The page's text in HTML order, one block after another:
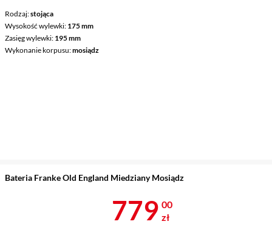
Rodzaj stojąca
Wysokość wylewki 175 mm
Zasięg wylewki 195 mm
Wykonanie korpusu mosiądz
Bateria Franke Old England Miedziany Mosiądz
Cena 779 zł
779 00
zł